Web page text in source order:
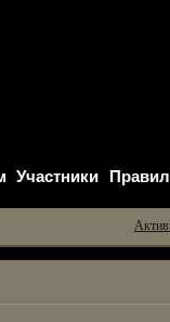
Участники